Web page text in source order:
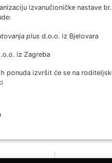
izvanučioničke nastave
plus d.o.o. iz Bjelovara
iz Zagreba
ponuda izvršit će se na